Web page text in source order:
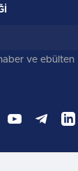
ve ebülten